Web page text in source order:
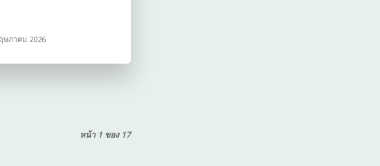
ษภาคม 2026
หน้า 1 ของ 17